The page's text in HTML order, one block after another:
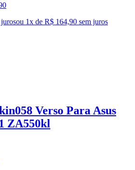
ou 1x de R$ 164,90 sem juros
Verso Para Asus
ZA550kl